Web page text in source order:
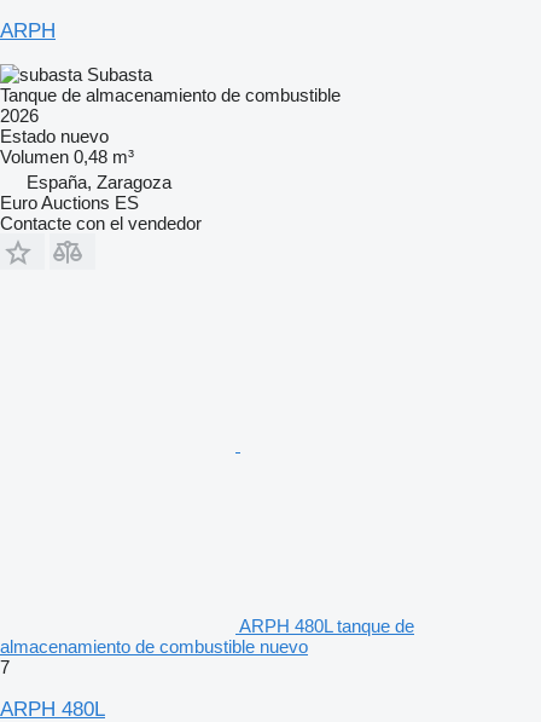
ARPH
Subasta
Tanque de almacenamiento de combustible
2026
Estado nuevo
Volumen 0,48 m³
España, Zaragoza
Euro Auctions ES
Contacte con el vendedor
ARPH 480L tanque de
almacenamiento de combustible nuevo
7
ARPH 480L